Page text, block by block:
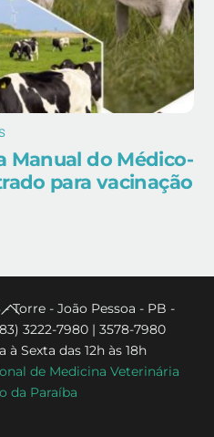
Manual do Médico-
para vacinação
Back
To
Top
Torre - João Pessoa - PB -
3222-7980 | 3578-7980
à Sexta das 12h às 18h
de Medicina Veterinária
da Paraíba